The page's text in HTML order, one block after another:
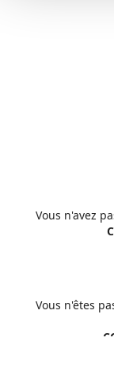
Vous n'avez
Vous n'êtes